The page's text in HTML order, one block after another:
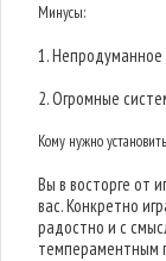
Минусы:
1. Непродуманное
2. Огромные
Кому нужно
Вы в восторге от
вас. Конкретно
радостно и с
темпераментным